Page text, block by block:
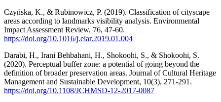
Czyńska, K., & Rubinowicz, P. (2019). Classification of cityscape
areas according to landmarks visibility analysis. Environmental
Impact Assessment Review, 76, 47-60.
https://doi.org/10.1016/j.eiar.2019.01.004
Darabi, H., Irani Behbahani, H., Shokoohi, S., & Shokoohi, S.
(2020). Perceptual buffer zone: a potential of going beyond the
definition of broader preservation areas. Journal of Cultural Heritage
Management and Sustainable Development, 10(3), 271-291.
https://doi.org/10.1108/JCHMSD-12-2017-0087